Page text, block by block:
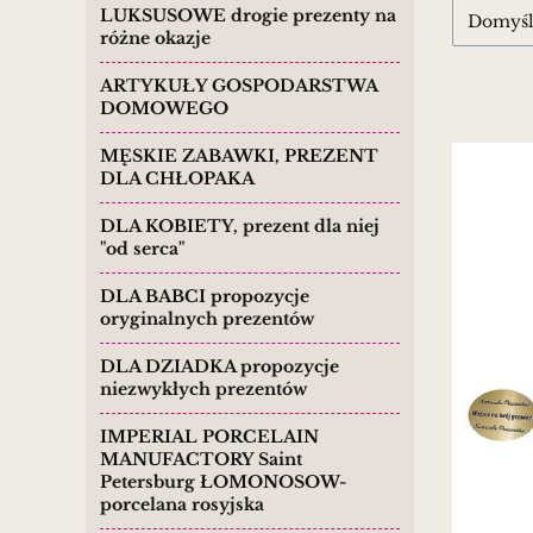
LUKSUSOWE drogie prezenty na
różne okazje
ARTYKUŁY GOSPODARSTWA
DOMOWEGO
MĘSKIE ZABAWKI, PREZENT
DLA CHŁOPAKA
DLA KOBIETY, prezent dla niej
"od serca"
DLA BABCI propozycje
oryginalnych prezentów
DLA DZIADKA propozycje
niezwykłych prezentów
IMPERIAL PORCELAIN
MANUFACTORY Saint
Petersburg ŁOMONOSOW-
porcelana rosyjska